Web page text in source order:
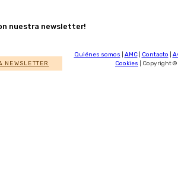
nuestra newsletter!
NEWSLETTER
Quiénes somos AMC| Contacto
Cookies | Copyright